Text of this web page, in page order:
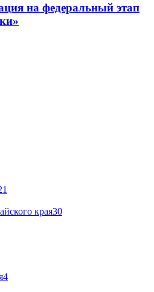
на федеральный этап
края30
4